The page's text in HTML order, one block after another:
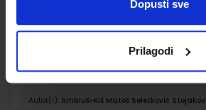
Dopusti sve
Prilagodi
Autor(i): Ambruš-Kiš Matoš Seletković